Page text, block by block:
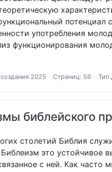
потенциал
употребления
функционирования
2025 Страниц: 56 Тип
библейского
столетий Библия
это устойчивое
с ней. Как